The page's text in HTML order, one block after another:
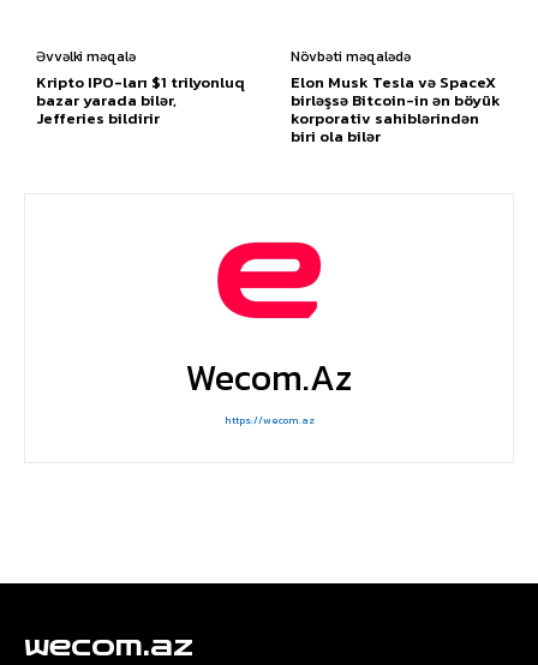
Əvvəlki məqalə
Kripto IPO-ları $1 trilyonluq
bazar yarada bilər,
Jefferies bildirir
Növbəti məqalədə
Elon Musk Tesla və SpaceX
birləşsə Bitcoin-in ən böyük
korporativ sahiblərindən
biri ola bilər
Wecom.az
https://wecom.az
wecom.az